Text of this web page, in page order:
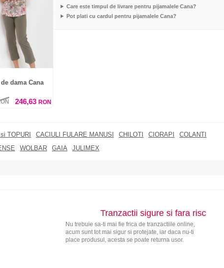
dama Cana
246,63 RON
TOPURI CACIULI FULARE MANUSI CHILOTI CIORAPI
COLANTI
WOLBAR GAIA JULIMEX
Care este timpul de livrare pentru pijamalele Cana?
Pot plati cu cardul pentru pijamalele Cana?
Tranzactii sigure si fara risc
Nu trebuie sa-ti mai fie frica de tranzactiile online,
acum sunt tot mai sigur si protejate, iar daca nu-ti
place produsul, acesta se poate returna usor.